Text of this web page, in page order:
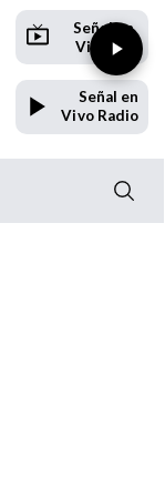
Señal en
Vivo TV
Señal en
Vivo Radio